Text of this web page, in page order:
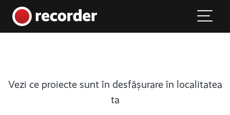
Main Navigation
Vezi ce proiecte sunt în desfășurare în localitatea
ta